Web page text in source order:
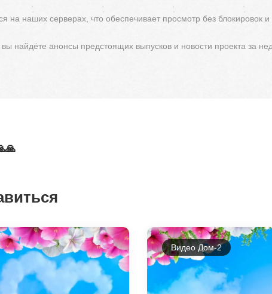
на наших серверах, что обеспечивает просмотр без блокировок
вы найдёте анонсы предстоящих выпусков и новости проекта за
Видео Дом-2